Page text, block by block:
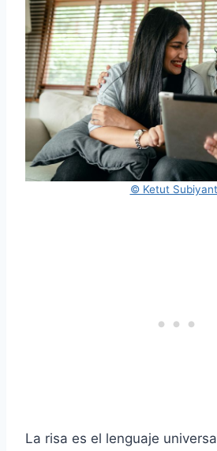
© Ketut
La risa es el lenguaje